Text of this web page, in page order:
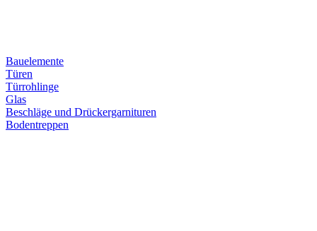
Bauelemente
Türen
Türrohlinge
Glas
Beschläge und Drückergarnituren
Bodentreppen